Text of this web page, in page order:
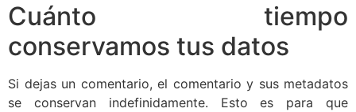
Cuánto tiempo
conservamos tus datos
Si dejas un comentario, el comentario y sus metadatos
se conservan indefinidamente. Esto es para que